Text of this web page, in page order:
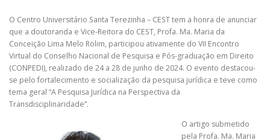
O Centro Universitário Santa Terezinha – CEST tem a honra de anunciar
que a doutoranda e Vice-Reitora do CEST, Profa. Ma. Maria da
Conceição Lima Melo Rolim, participou ativamente do VII Encontro
Virtual do Conselho Nacional de Pesquisa e Pós-graduação em Direito
(CONPEDI), realizado de 24 a 28 de junho de 2024. O evento destacou-
se pelo fortalecimento e socialização da pesquisa jurídica e teve como
tema geral “A Pesquisa Jurídica na Perspectiva da
Transdisciplinaridade”.
O artigo submetido
pela Profa. Ma. Maria